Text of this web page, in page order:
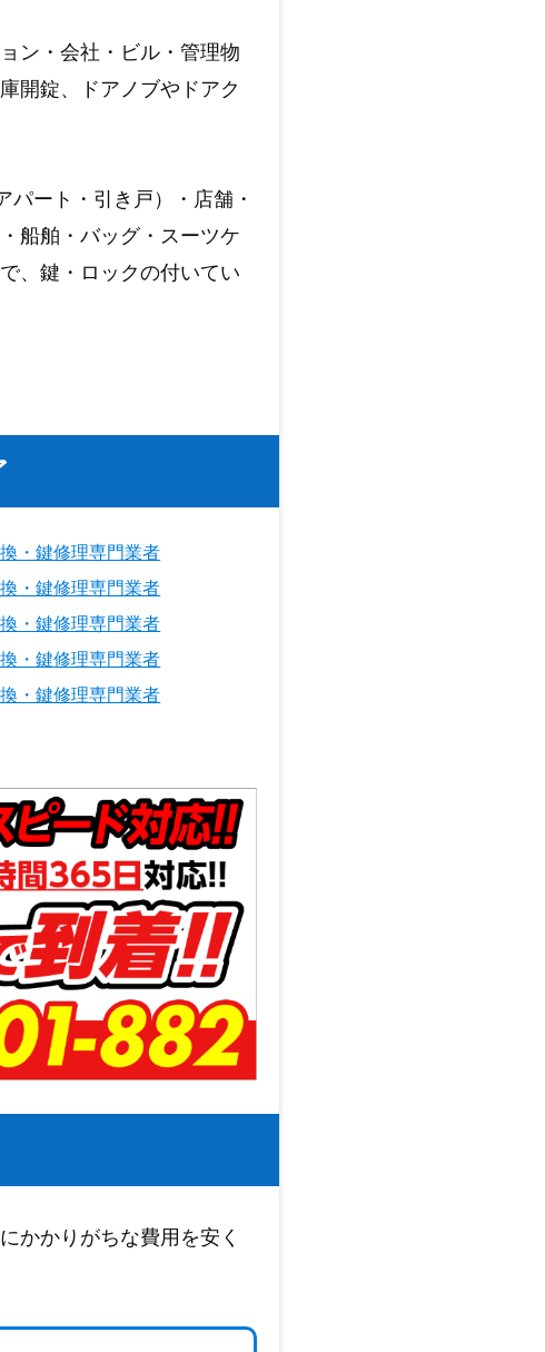
ン・会社・ビル・管理物
開錠、ドアノブやドアク
ート・引き戸）・店舗・
船舶・バッグ・スーツケ
、鍵・ロックの付いてい
・鍵修理専門業者
・鍵修理専門業者
・鍵修理専門業者
・鍵修理専門業者
・鍵修理専門業者
かかりがちな費用を安く